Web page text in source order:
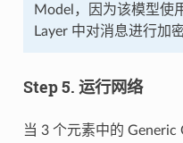
Model，因为该模型使
Layer 中对消息进行加密
Step 5. 运行网络
当 3 个元素中的